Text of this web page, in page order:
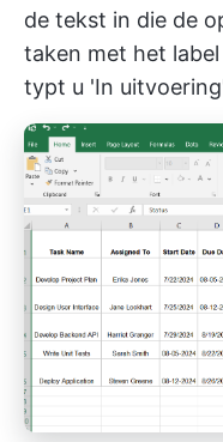
de tekst in die de
taken met het
typt u 'In